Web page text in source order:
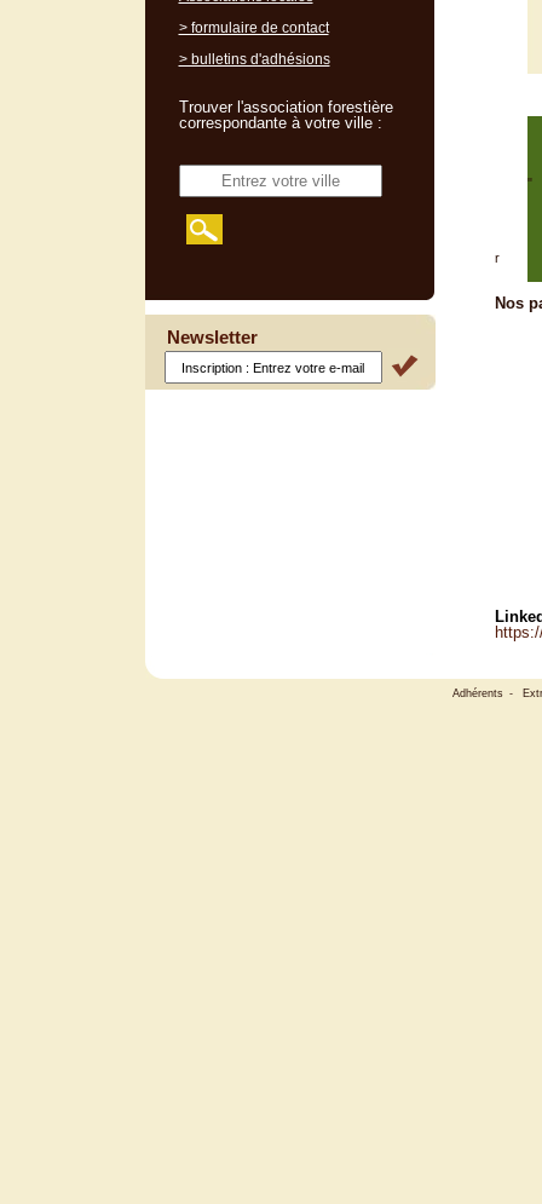
"
r
Nos
> formulaire de contact
> bulletins d'adhésions
Trouver l'association forestière
correspondante à votre ville :
Newsletter
Adhérents -